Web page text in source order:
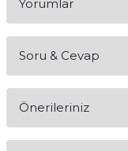
Yorumlar
Soru & Cevap
Önerileriniz